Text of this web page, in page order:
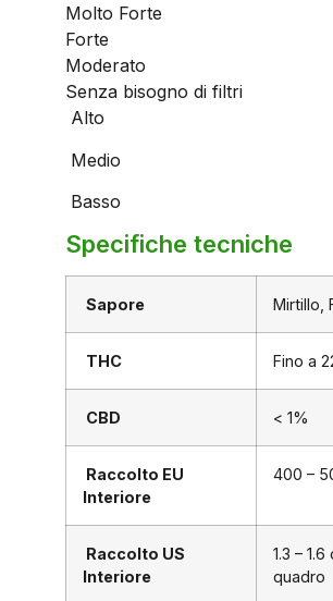
Molto Forte
Forte
Moderato
Senza bisogno di filtri
Alto
Medio
Basso
Specifiche tecniche
Sapore Mirtillo,
THC Fino a
CBD < 1%
Raccolto EU
Interiore
400 –
Raccolto US
Interiore
1.3 –
quadro